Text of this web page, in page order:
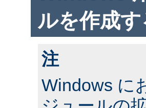
ルを作成す
注
Windows に